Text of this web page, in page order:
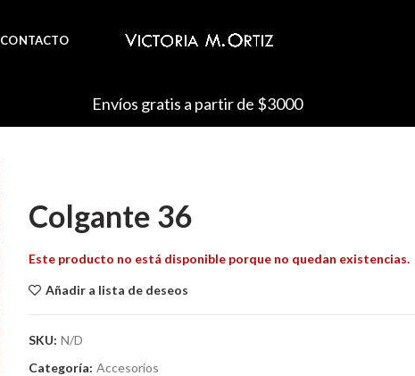
CONTACTO
Envíos gratis a partir de $3000
Colgante 36
Este producto no está disponible porque no quedan existencias.
Añadir a lista de deseos
SKU: N/D
Categoría: Accesorios